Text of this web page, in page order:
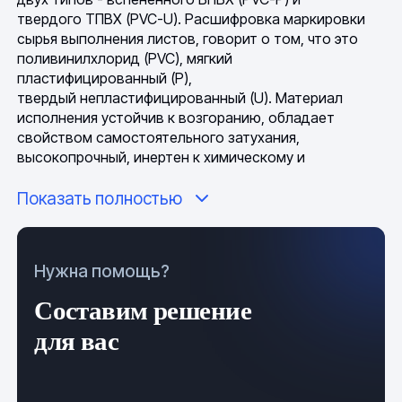
твердого ТПВХ (PVC-U). Расшифровка маркировки
сырья выполнения листов, говорит о том, что это
поливинилхлорид (PVC), мягкий
пластифицированный (P),
твердый непластифицированный (U). Материал
исполнения устойчив к возгоранию, обладает
свойством самостоятельного затухания,
высокопрочный, инертен к химическому и
эксплуатации, имеет достаточную жесткость и
температурным перепадам. Учитывая данные
задействования и хранения продукта имеют
состояние.
Общие сведения и технология
Показать полностью
Нужна помощь?
Составим решение
для вас